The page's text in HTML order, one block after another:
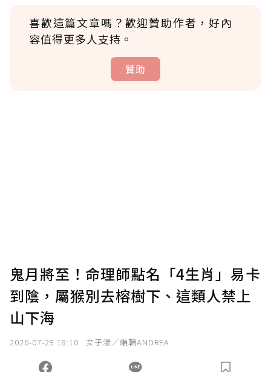
喜歡這篇文章嗎？歡迎贊助作者，好內
容值得更多人支持。
贊助
確認送出
您當前剩餘 U 利點數：0點；前往 購買點數
鬼月將至！命理師點名「4生肖」易卡
到陰，屬猴別去榕樹下、這類人禁上
山下海
2026-07-29 18:10 女子漾／編輯ANDREA